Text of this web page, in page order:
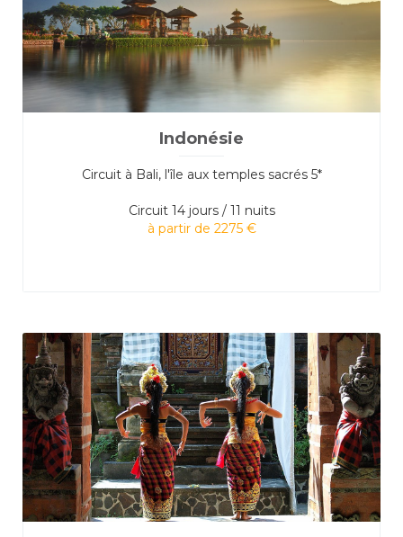
Indonésie
Circuit à Bali, l'île aux temples sacrés 5*
Circuit 14 jours / 11 nuits
à partir de 2275 €